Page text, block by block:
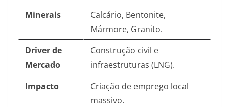
Minerais
Calcário, Bentonite,
Mármore, Granito.
Driver de
Mercado
Construção civil e
infraestruturas (LNG).
Impacto
Criação de emprego local
massivo.